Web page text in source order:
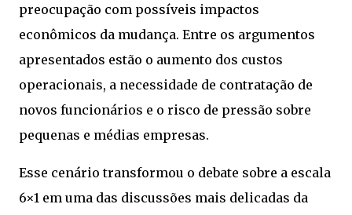
preocupação com possíveis impactos
econômicos da mudança. Entre os argumentos
apresentados estão o aumento dos custos
operacionais, a necessidade de contratação de
novos funcionários e o risco de pressão sobre
pequenas e médias empresas.
Esse cenário transformou o debate sobre a escala
6×1 em uma das discussões mais delicadas da